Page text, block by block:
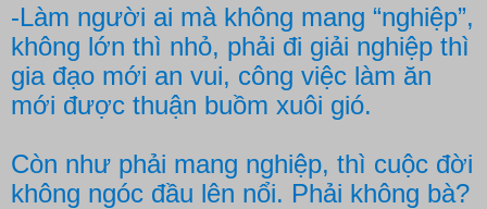
-Làm người ai mà không mang “nghiệp”,
không lớn thì nhỏ, phải đi giải nghiệp thì
gia đạo mới an vui, công việc làm ăn
mới được thuận buồm xuôi gió.
Còn như phải mang nghiệp, thì cuộc đời
không ngóc đầu lên nổi. Phải không bà?